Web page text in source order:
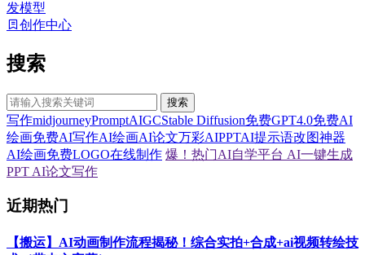
发模型
创作中心
搜索
搜索
写作midjourneyPromptAIGCStable Diffusion免费GPT4.0免费AI
绘画免费AI写作AI绘画AI论文万彩AIPPTAI提示语改图神器
AI绘画免费LOGO在线制作 爆！热门AI自学平台 AI一键生成
PPT AI论文写作
近期热门
【搬运】AI动画制作流程揭秘！综合实拍+合成+ai视频转绘技